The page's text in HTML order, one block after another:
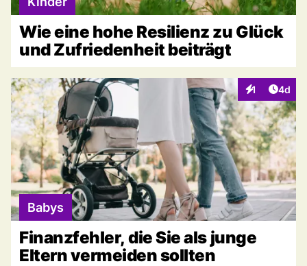
Wie eine hohe Resilienz zu Glück
und Zufriedenheit beiträgt
1
Interaktionen
4d
Babys
Finanzfehler, die Sie als junge
Eltern vermeiden sollten